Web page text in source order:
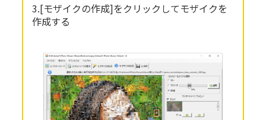
3.[モザイクの作成]をクリックしてモザイクを
作成する